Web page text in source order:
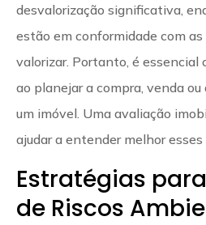
desvalorização significativa,
estão em conformidade com
valorizar. Portanto, é essencial
ao planejar a compra, venda
um imóvel. Uma avaliação
ajudar a entender melhor esses
Estratégias
de Riscos